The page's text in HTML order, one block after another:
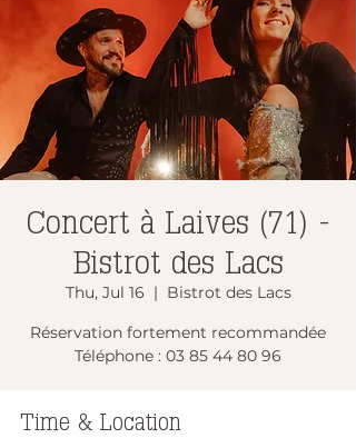
Concert à Laives (71) -
Bistrot des Lacs
Thu, Jul 16
  |
Bistrot des Lacs
Réservation fortement recommandée
Téléphone : 03 85 44 80 96
Time & Location